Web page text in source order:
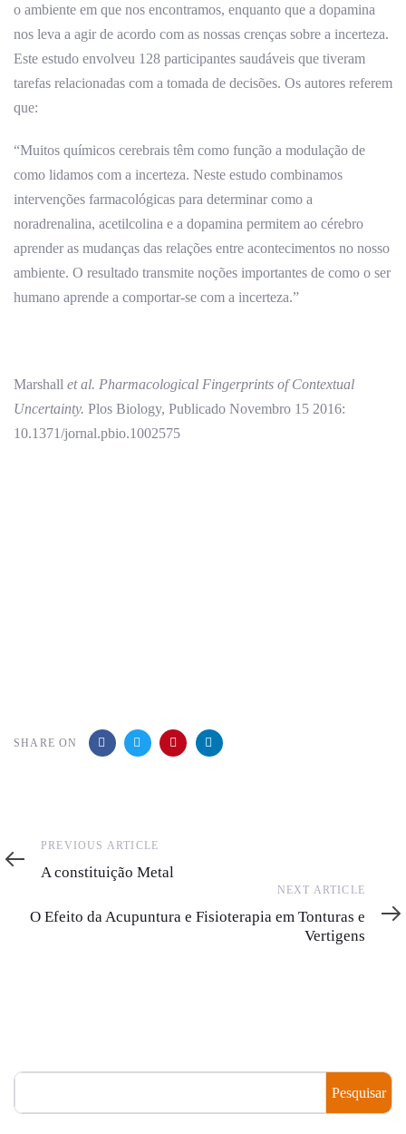
o ambiente em que nos encontramos, enquanto que a dopamina
nos leva a agir de acordo com as nossas crenças sobre a incerteza.
Este estudo envolveu 128 participantes saudáveis que tiveram
tarefas relacionadas com a tomada de decisões. Os autores referem
que:
“Muitos químicos cerebrais têm como função a modulação de
como lidamos com a incerteza. Neste estudo combinamos
intervenções farmacológicas para determinar como a
noradrenalina, acetilcolina e a dopamina permitem ao cérebro
aprender as mudanças das relações entre acontecimentos no nosso
ambiente. O resultado transmite noções importantes de como o ser
humano aprende a comportar-se com a incerteza.”
Marshall et al. Pharmacological Fingerprints of Contextual
Uncertainty. Plos Biology, Publicado Novembro 15 2016:
10.1371/jornal.pbio.1002575
SHARE ON
Previous
Article
PREVIOUS ARTICLE
A constituição Metal
Article
NEXT ARTICLE
O Efeito da Acupuntura e Fisioterapia em Tonturas e
Vertigens
Pesquisar